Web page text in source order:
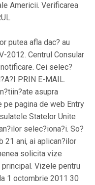
Americii. Verificarea
putea afla dac? au
2012. Centrul Consular
Cei selec?
PRIN E-MAIL.
asupra
pagina de web Entry
Statelor Unite
selec?iona?i. So?
21 ani, ai aplican?ilor
solicita vize
Vizele pentru
1 octombrie 2011 30